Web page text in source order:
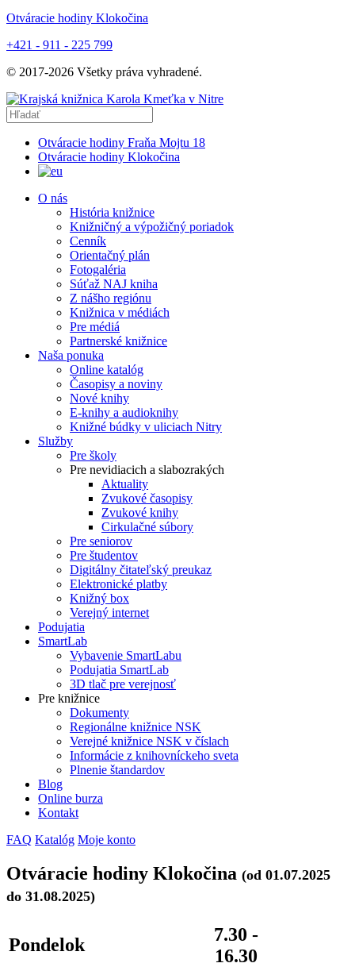
Otváracie hodiny Klokočina
+421 - 911 - 225 799
© 2017-2026 Všetky práva vyhradené.
Otváracie hodiny Fraňa Mojtu 18
Otváracie hodiny Klokočina
O nás
História knižnice
Knižničný a výpožičný poriadok
Cenník
Orientačný plán
Fotogaléria
Súťaž NAJ kniha
Z nášho regiónu
Knižnica v médiách
Pre médiá
Partnerské knižnice
Naša ponuka
Online katalóg
Časopisy a noviny
Nové knihy
E-knihy a audioknihy
Knižné búdky v uliciach Nitry
Služby
Pre školy
Pre nevidiacich a slabozrakých
Aktuality
Zvukové časopisy
Zvukové knihy
Cirkulačné súbory
Pre seniorov
Pre študentov
Digitálny čitateľský preukaz
Elektronické platby
Knižný box
Verejný internet
Podujatia
SmartLab
Vybavenie SmartLabu
Podujatia SmartLab
3D tlač pre verejnosť
Pre knižnice
Dokumenty
Regionálne knižnice NSK
Verejné knižnice NSK v číslach
Informácie z knihovníckeho sveta
Plnenie štandardov
Blog
Online burza
Kontakt
FAQ Katalóg Moje konto
Otváracie hodiny Klokočina (od 01.07.2025
do 31.08.2025)
Pondelok
7.30 -
16.30